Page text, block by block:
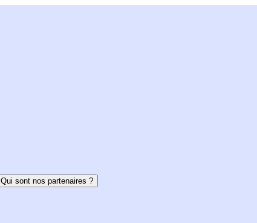
Qui sont nos partenaires ?